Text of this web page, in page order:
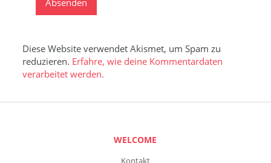
Diese Website verwendet Akismet, um Spam zu
reduzieren. Erfahre, wie deine Kommentardaten
verarbeitet werden.
WELCOME
Kontakt